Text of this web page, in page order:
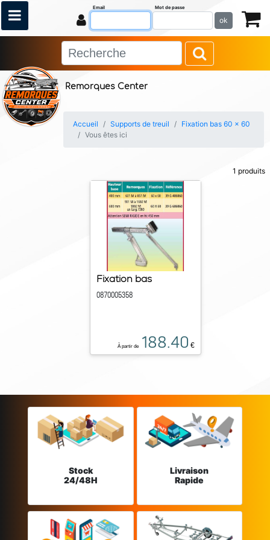
Remorques Center
Email Mot de passe
ok
Accueil Supports de treuil
Fixation bas 60 x 60
Vous êtes ici
1 produits
Fixation bas
0870005358
À partir de 188.40 €
Stock
24/48H
Livraison
Rapide